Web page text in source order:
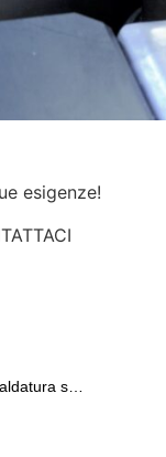
esigenze!